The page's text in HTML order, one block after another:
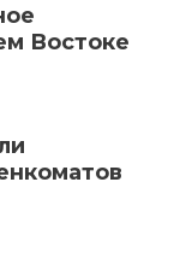
Востоке